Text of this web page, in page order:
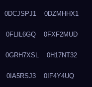
0DCJSPJ1 0DZMHHX1
0FLIL6GQ 0FXF2MUD
0GRH7XSL 0H17NT32
0IA5RSJ3 0IF4Y4UQ